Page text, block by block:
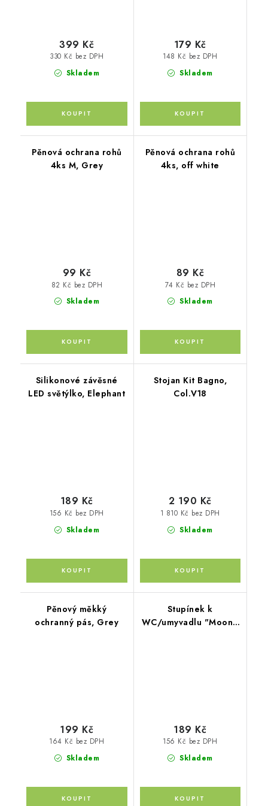
Skladem
330 Kč bez DPH
399 Kč
Skladem
148 Kč bez DPH
179 Kč
Pěnová ochrana rohů
4ks M, Grey
Skladem
82 Kč bez DPH
99 Kč
Pěnová ochrana rohů
4ks, off white
Skladem
74 Kč bez DPH
89 Kč
Silikonové závěsné
LED světýlko, Elephant
Skladem
156 Kč bez DPH
189 Kč
Stojan Kit Bagno,
Col.V18
Skladem
1 810 Kč bez DPH
2 190 Kč
Pěnový měkký
ochranný pás, Grey
Skladem
164 Kč bez DPH
199 Kč
Stupínek k
WC/umyvadlu "Moon",
Skladem
156 Kč bez DPH
189 Kč